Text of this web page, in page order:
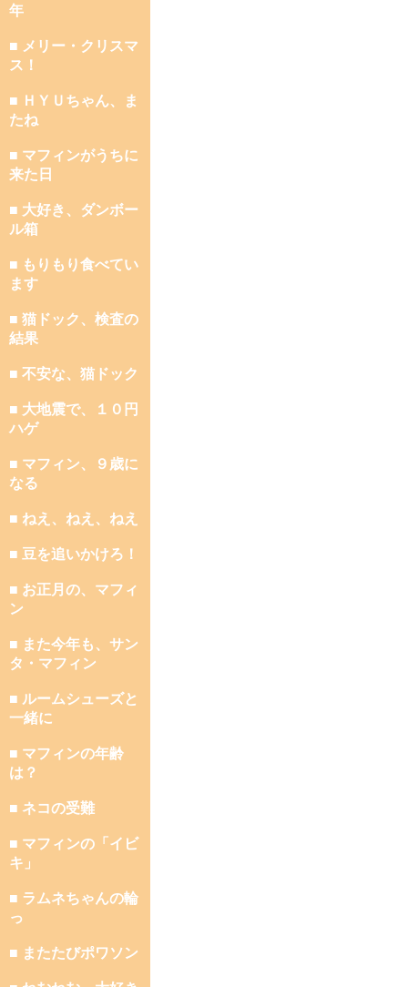
年
■ メリー・クリスマ
ス！
■ ＨＹＵちゃん、ま
たね
■ マフィンがうちに
来た日
■ 大好き、ダンボー
ル箱
■ もりもり食べてい
ます
■ 猫ドック、検査の
結果
■ 不安な、猫ドック
■ 大地震で、１０円
ハゲ
■ マフィン、９歳に
なる
■ ねえ、ねえ、ねえ
■ 豆を追いかけろ！
■ お正月の、マフィ
ン
■ また今年も、サン
タ・マフィン
■ ルームシューズと
一緒に
■ マフィンの年齢
は？
■ ネコの受難
■ マフィンの「イビ
キ」
■ ラムネちゃんの輪
っ
■ またたびポワソン